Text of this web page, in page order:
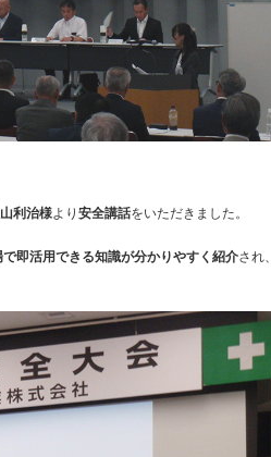
利治様より 安全講話をいただきました。
で即活用できる知識が分かりやすく紹介され、